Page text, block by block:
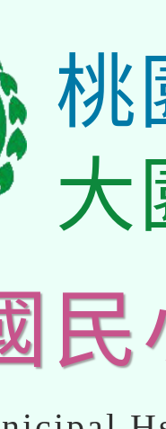
桃
大
民